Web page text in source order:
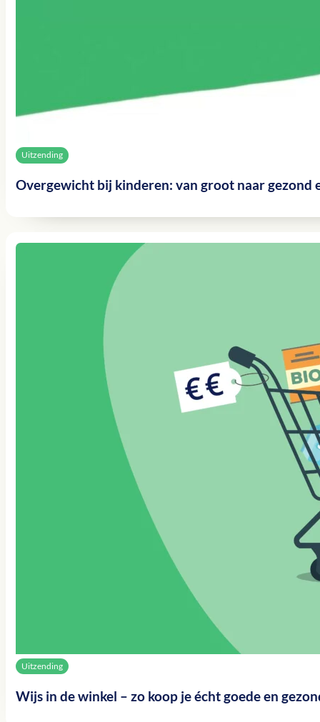
Uitzending
Overgewicht bij kinderen: van groot naar gezond
Uitzending
Wijs in de winkel – zo koop je écht goede en